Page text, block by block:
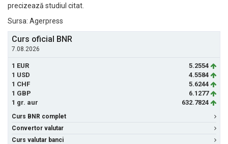
precizează studiul citat.
Sursa: Agerpress
Curs oficial BNR
7.08.2026
1 EUR
5.2554
1 USD
4.5584
1 CHF
5.6244
1 GBP
6.1277
1 gr. aur
632.7824
Curs BNR complet
Convertor valutar
Curs valutar banci